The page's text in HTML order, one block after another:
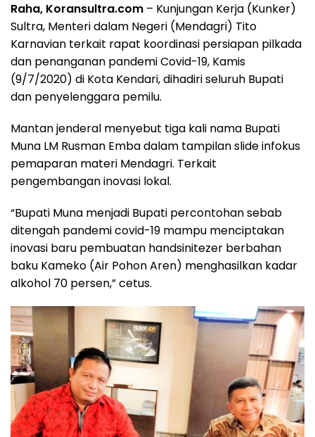
Raha, Koransultra.com – Kunjungan Kerja (Kunker)
Sultra, Menteri dalam Negeri (Mendagri) Tito
Karnavian terkait rapat koordinasi persiapan pilkada
dan penanganan pandemi Covid-19, Kamis
(9/7/2020) di Kota Kendari, dihadiri seluruh Bupati
dan penyelenggara pemilu.
Mantan jenderal menyebut tiga kali nama Bupati
Muna LM Rusman Emba dalam tampilan slide infokus
pemaparan materi Mendagri. Terkait
pengembangan inovasi lokal.
“Bupati Muna menjadi Bupati percontohan sebab
ditengah pandemi covid-19 mampu menciptakan
inovasi baru pembuatan handsinitezer berbahan
baku Kameko (Air Pohon Aren) menghasilkan kadar
alkohol 70 persen,” cetus.